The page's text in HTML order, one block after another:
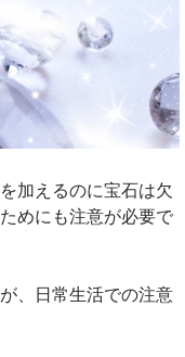
加えるのに宝石は欠
めにも注意が必要で
、日常生活での注意